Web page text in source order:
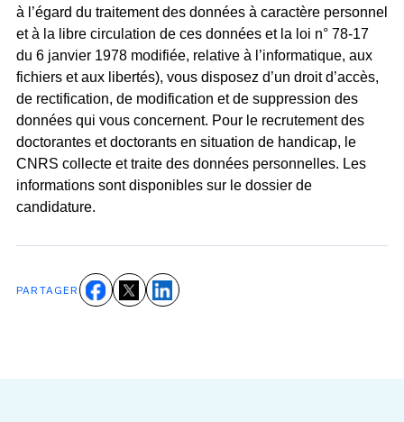
à l’égard du traitement des données à caractère personnel
et à la libre circulation de ces données et la loi n° 78-17
du 6 janvier 1978 modifiée, relative à l’informatique, aux
fichiers et aux libertés), vous disposez d’un droit d’accès,
de rectification, de modification et de suppression des
données qui vous concernent. Pour le recrutement des
doctorantes et doctorants en situation de handicap, le
CNRS collecte et traite des données personnelles. Les
informations sont disponibles sur le dossier de
candidature.
PARTAGER